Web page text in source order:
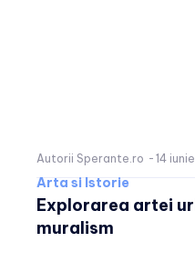
Autorii Sperante.ro - 14
Arta si Istorie
Explorarea artei
muralism